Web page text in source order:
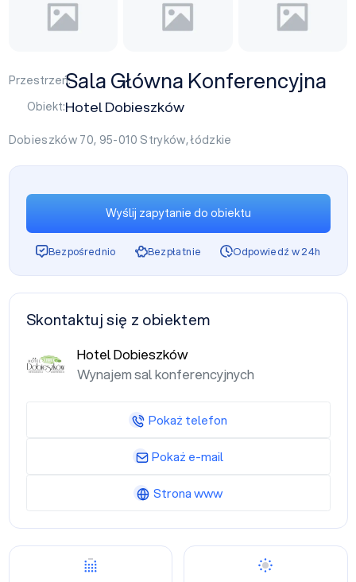
Przestrzeń:Sala Główna Konferencyjna
Obiekt:Hotel Dobieszków
Dobieszków 70, 95-010 Stryków,łódzkie
Wyślij zapytanie do obiektu
Bezpośrednio Bezpłatnie Odpowiedź w 24h
Skontaktuj się z obiektem
Hotel Dobieszków
Wynajem sal konferencyjnych
Pokaż telefon
Pokaż e-mail
Strona www